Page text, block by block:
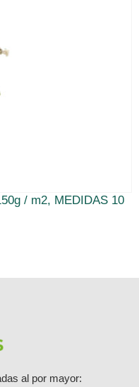
/ m2, MEDIDAS 10
al por mayor: